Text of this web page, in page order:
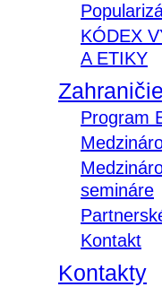
KÓDEX
A ETIKY
Zahraničie
Program
semináre
Kontakt
Kontakty